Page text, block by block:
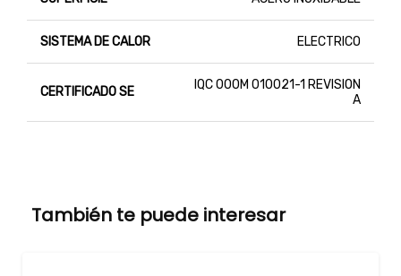
SISTEMA DE CALOR ELECTRICO
CERTIFICADO SE
IQC 000M 010021-1 REVISION
A
También te puede interesar